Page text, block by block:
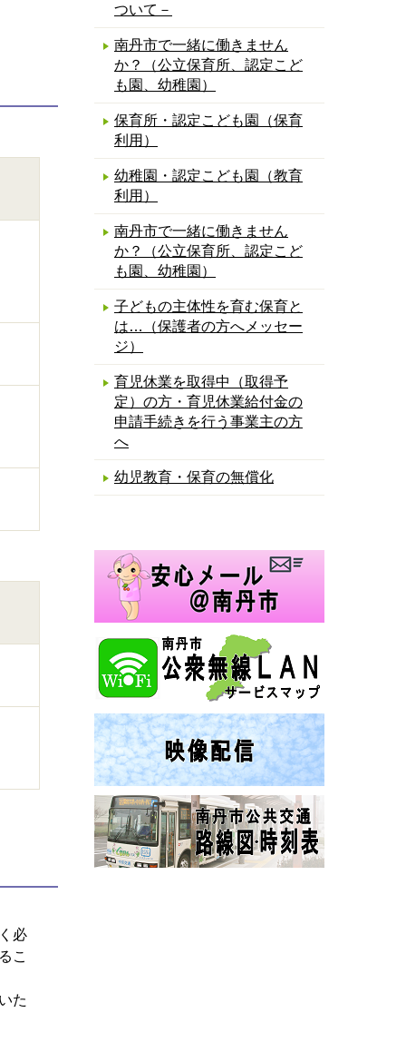
ついて－
南丹市で一緒に働きません
か？（公立保育所、認定こど
も園、幼稚園）
保育所・認定こども園（保育
利用）
幼稚園・認定こども園（教育
利用）
南丹市で一緒に働きません
か？（公立保育所、認定こど
も園、幼稚園）
子どもの主体性を育む保育と
は…（保護者の方へメッセー
ジ）
育児休業を取得中（取得予
定）の方・育児休業給付金の
申請手続きを行う事業主の方
へ
幼児教育・保育の無償化
必
こ
た